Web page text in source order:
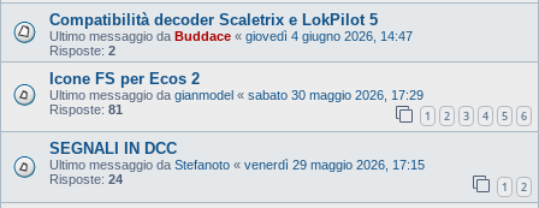
Compatibilità decoder Scaletrix e LokPilot 5
Ultimo messaggio da Buddace « giovedì 4 giugno 2026, 14:47
Risposte: 2
Icone FS per Ecos 2
Ultimo messaggio da gianmodel « sabato 30 maggio 2026, 17:29
Risposte: 81 1 2 3 4 5 6
SEGNALI IN DCC
Ultimo messaggio da Stefanoto « venerdì 29 maggio 2026, 17:15
Risposte: 24 1 2